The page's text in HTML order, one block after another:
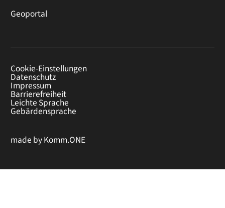
Geoportal
Cookie-Einstellungen
Datenschutz
Impressum
Barrierefreiheit
Leichte Sprache
Gebärdensprache
made byKomm.ONE